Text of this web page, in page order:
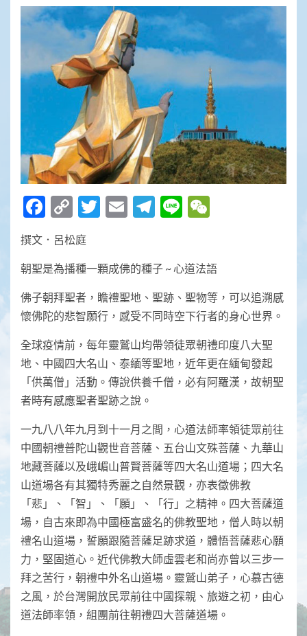
Facebook
Copy
Link
Twitter
EmailTelegram
Line
撰文．呂松庭
朝聖是為播種一顆成佛的種子 ~ 心道法語
佛子朝拜聖者，瞻禮聖地、聖跡、聖物等，可以追溯感
懷佛陀的悲智願行，感受不同時空下行者的身心世界。
全球疫情前，每年靈鷲山均帶領徒眾朝禮印度八大聖
地、中國四大名山、泰緬等聖地，近年更在緬甸發起
「供萬僧」活動。傳說供養千僧，必有阿羅漢，故朝聖
者時有感應聖者聖跡之說。
一九八八年九月到十一月之間，心道法師率領徒眾前往
中國朝禮普陀山觀世音菩薩、五台山文殊菩薩、九華山
地藏菩薩以及峨嵋山普賢菩薩等四大名山道場；四大名
山道場各有其獨特秀麗之自然景觀，亦表徵佛教
「悲」、「智」、「願」、「行」之精神。四大菩薩道
場，自古來即為中國極富盛名的佛教聖地，僧人時以朝
禮名山道場，誓願跟隨菩薩足跡求道，體悟菩薩悲心願
力，堅固道心。近代佛教大師虛雲老和尚亦曾以三步一
拜之苦行，朝禮中外名山道場。靈鷲山弟子，心慕古德
之風，於台灣開放民眾前往中國探親、旅遊之初，由心
道法師率領，組團前往朝禮四大菩薩道場。